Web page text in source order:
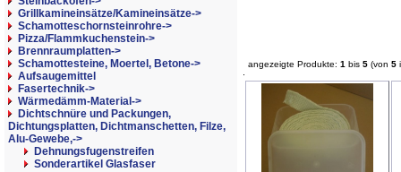
Grillkamineinsätze/Kamineinsätze->
Schamotteschornsteinrohre->
Pizza/Flammkuchenstein->
Brennraumplatten->
Schamottesteine, Moertel, Betone->
Aufsaugemittel
Fasertechnik->
Wärmedämm-Material->
Dichtschnüre und Packungen,
Dichtungsplatten, Dichtmanschetten, Filze,
Alu-Gewebe,->
Dehnungsfugenstreifen
Sonderartikel Glasfaser
angezeigte Produkte: 1 bis 5 (von 5